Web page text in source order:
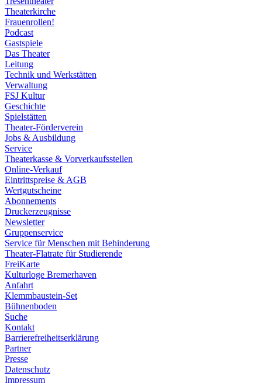
Theaterkirche
Frauenrollen!
Podcast
Gastspiele
Das Theater
Leitung
Technik und Werkstätten
Verwaltung
FSJ Kultur
Geschichte
Spielstätten
Theater-Förderverein
Jobs & Ausbildung
Service
Theaterkasse & Vorverkaufsstellen
Online-Verkauf
Eintrittspreise & AGB
Wertgutscheine
Abonnements
Druckerzeugnisse
Newsletter
Gruppenservice
Service für Menschen mit Behinderung
Theater-Flatrate für Studierende
FreiKarte
Kulturloge Bremerhaven
Anfahrt
Klemmbaustein-Set
Bühnenboden
Suche
Kontakt
Barrierefreiheitserklärung
Partner
Presse
Datenschutz
Impressum